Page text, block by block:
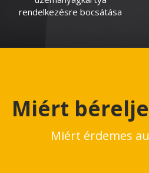
rendelkezésre bocsátása
Miért
Miért érdemes